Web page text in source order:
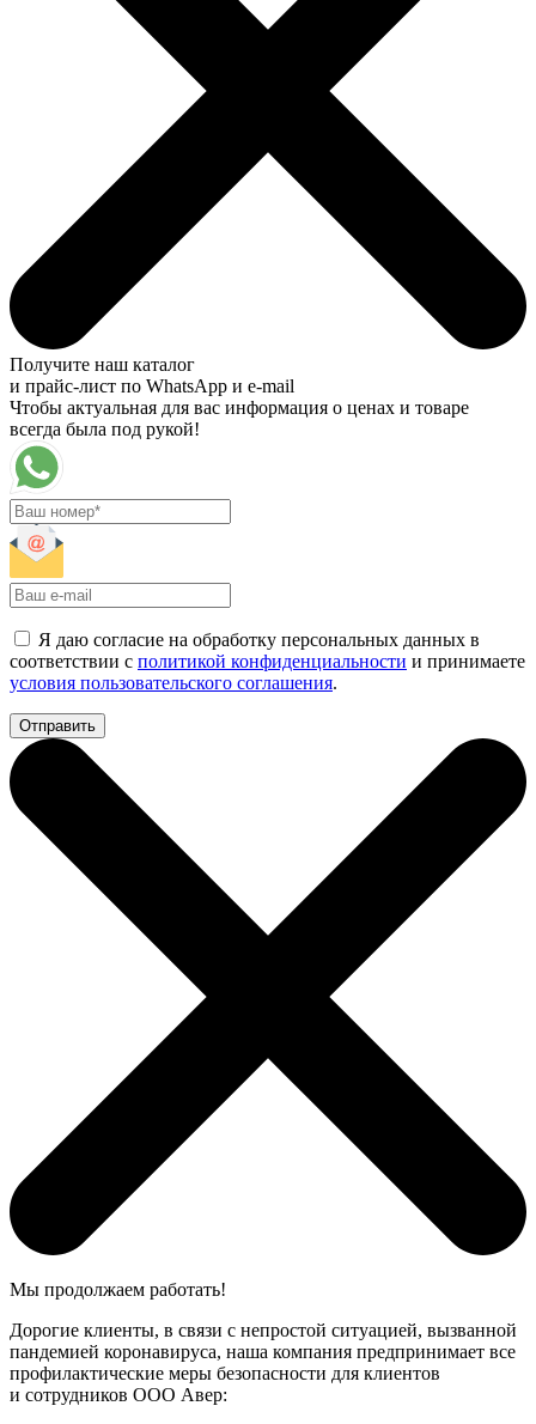
Получите наш каталог
и прайс-лист по WhatsApp и e-mail
Чтобы актуальная для вас информация о ценах и товаре
всегда была под рукой!
Я даю согласие на обработку персональных данных в
соответствии с политикой конфиденциальности и принимаете
условия пользовательского соглашения.
Мы продолжаем работать!
Дорогие клиенты, в связи с непростой ситуацией, вызванной
пандемией коронавируса, наша компания предпринимает все
профилактические меры безопасности для клиентов
и сотрудников ООО Авер: